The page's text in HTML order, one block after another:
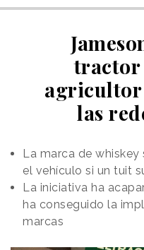
tractor
agricultor
las
La marca de
el vehículo si un tuit
La iniciativa ha
ha conseguido la
marcas